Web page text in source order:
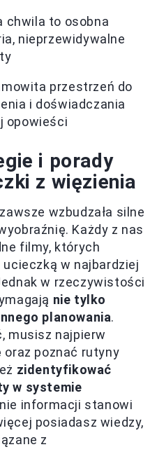
chwila to osobna
nieprzewidywalne
przestrzeń do
i doświadczania
opowieści
i porady
z więzienia
wzbudzała silne
Każdy z nas
filmy, których
w najbardziej
w rzeczywistości
nie tylko
planowania.
musisz najpierw
poznać rutyny
zidentyfikować
w systemie
informacji stanowi
posiadasz wiedzy,
z